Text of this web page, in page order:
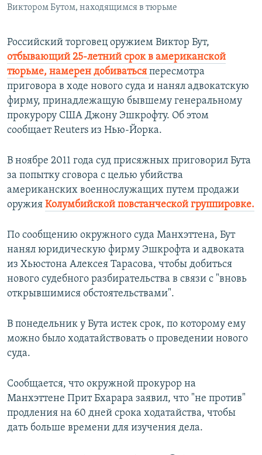
Виктором Бутом, находящимся в тюрьме
Российский торговец оружием Виктор Бут,
отбывающий 25-летний срок в американской
тюрьме, намерен добиваться пересмотра
приговора в ходе нового суда и нанял адвокатскую
фирму, принадлежащую бывшему генеральному
прокурору США Джону Эшкрофту. Об этом
сообщает Reuters из Нью-Йорка.
В ноябре 2011 года суд присяжных приговорил Бута
за попытку сговора с целью убийства
американских военнослужащих путем продажи
оружия Колумбийской повстанческой группировке.
По сообщению окружного суда Манхэттена, Бут
нанял юридическую фирму Эшкрофта и адвоката
из Хьюстона Алексея Тарасова, чтобы добиться
нового судебного разбирательства в связи с "вновь
открывшимися обстоятельствами".
В понедельник у Бута истек срок, по которому ему
можно было ходатайствовать о проведении нового
суда.
Сообщается, что окружной прокурор на
Манхэттене Прит Бхарара заявил, что "не против"
продления на 60 дней срока ходатайства, чтобы
дать больше времени для изучения дела.